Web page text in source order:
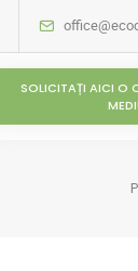
SOLICITAȚI AICI O